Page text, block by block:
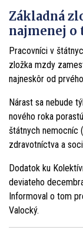
Základná
najmenej o
Pracovníci v
zložka mzdy
najneskôr od
Nárast sa nebude
nového roka
štátnych nemocníc
zdravotníctva a
Dodatok ku
deviateho
Informoval o tom
Valocký.